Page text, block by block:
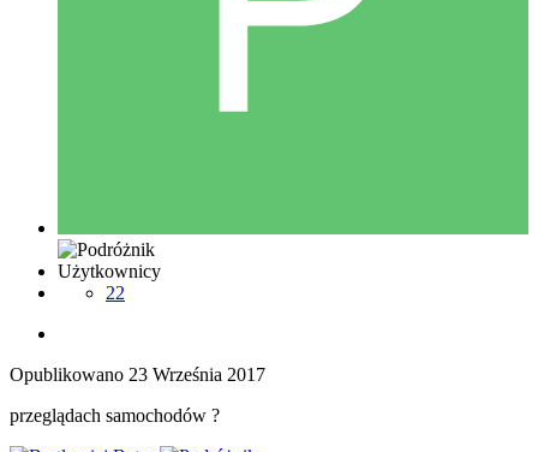
Użytkownicy
22
Opublikowano 23 Września 2017
przeglądach samochodów ?